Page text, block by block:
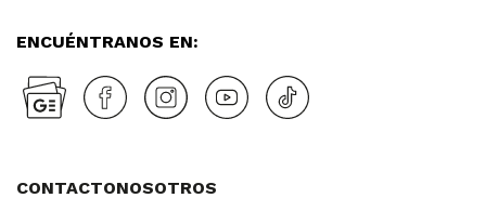
ENCUÉNTRANOS EN:
CONTACTONOSOTROS